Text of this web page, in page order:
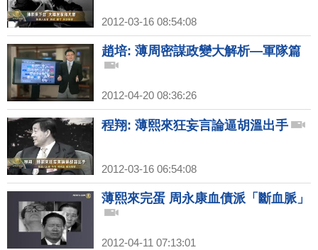
2012-03-16 08:54:08
趙培: 薄周密謀政變大解析—軍隊篇
2012-04-20 08:36:26
程翔: 薄熙來狂妄言論逼胡溫出手
2012-03-16 06:54:08
薄熙來完蛋 周永康血債派「斷血脈」
2012-04-11 07:13:01